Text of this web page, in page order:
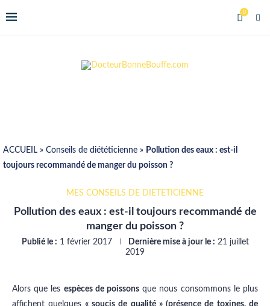
0
ACCUEIL » Conseils de diététicienne » Pollution des eaux : est-il
toujours recommandé de manger du poisson ?
MES CONSEILS DE DIÉTÉTICIENNE
Pollution des eaux : est-il toujours recommandé de
manger du poisson ?
Publié le : 1 février 2017 Dernière mise à jour le : 21 juillet
2019
Alors que les espèces de poissons que nous consommons le plus
affichent quelques « soucis de qualité » (présence de toxines, de